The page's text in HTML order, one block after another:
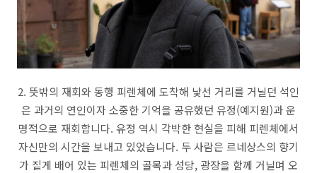
2. 뜻밖의 재회와 동행 피렌체에 도착해 낯선 거리를 거닐던 석인
은 과거의 연인이자 소중한 기억을 공유했던 유정(예지원)과 운
명적으로 재회합니다. 유정 역시 각박한 현실을 피해 피렌체에서
자신만의 시간을 보내고 있었습니다. 두 사람은 르네상스의 향기
가 짙게 배어 있는 피렌체의 골목과 성당, 광장을 함께 거닐며 오